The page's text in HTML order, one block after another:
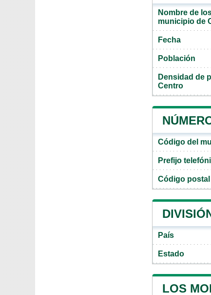
Nombre de
municipio de
Fecha
Población
Densidad de
Centro
Código del
Prefijo
Código postal
País
Estado
LOS